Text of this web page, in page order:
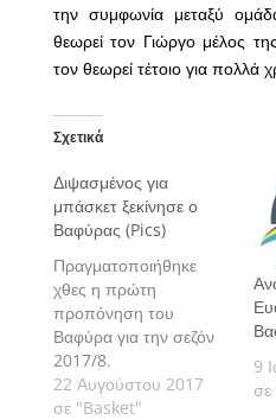
την συμφωνία μεταξύ
θεωρεί τον Γιώργο μέλος
τον θεωρεί τέτοιο για πολλά
Σχετικά
Διψασμένος για
μπάσκετ ξεκίνησε ο
Βαφύρας (Pics)
Πραγματοποιήθηκε
χθες η πρώτη
προπόνηση του
Βαφύρα για την σεζόν
2017/8.
22 Αυγούστου 2017
σε "Basket"
9